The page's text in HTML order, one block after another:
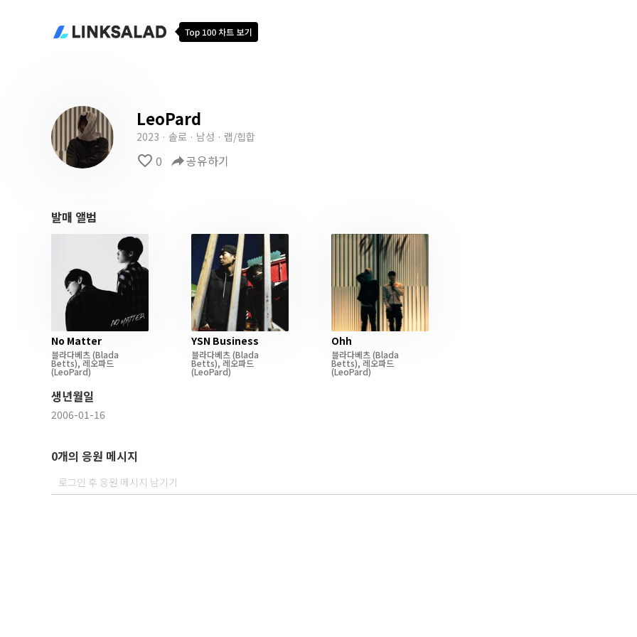
LeoPard
2023 · 솔로 · 남성 · 랩/힙합
favorite_border 0 reply공유하기
발매 앨범
No Matter
블라다베츠 (Blada
Betts),레오파드
(LeoPard)
YSN Business
블라다베츠 (Blada
Betts),레오파드
(LeoPard)
Ohh
블라다베츠 (Blada
Betts),레오파드
(LeoPard)
생년월일
2006-01-16
0개의 응원 메시지